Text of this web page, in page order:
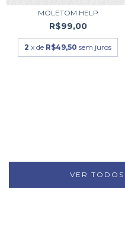
MOLETOM HELP
R$99,00
2 x de R$49,50 sem juros
VER